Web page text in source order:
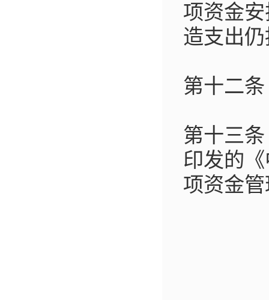
项资金
造支出
第十二
第十三
印发的
项资金